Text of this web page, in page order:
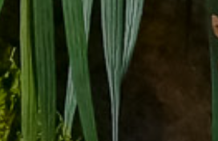
ÉPÜLŐ
VÁROS